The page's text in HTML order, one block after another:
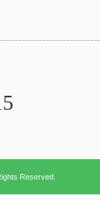
Reserved.